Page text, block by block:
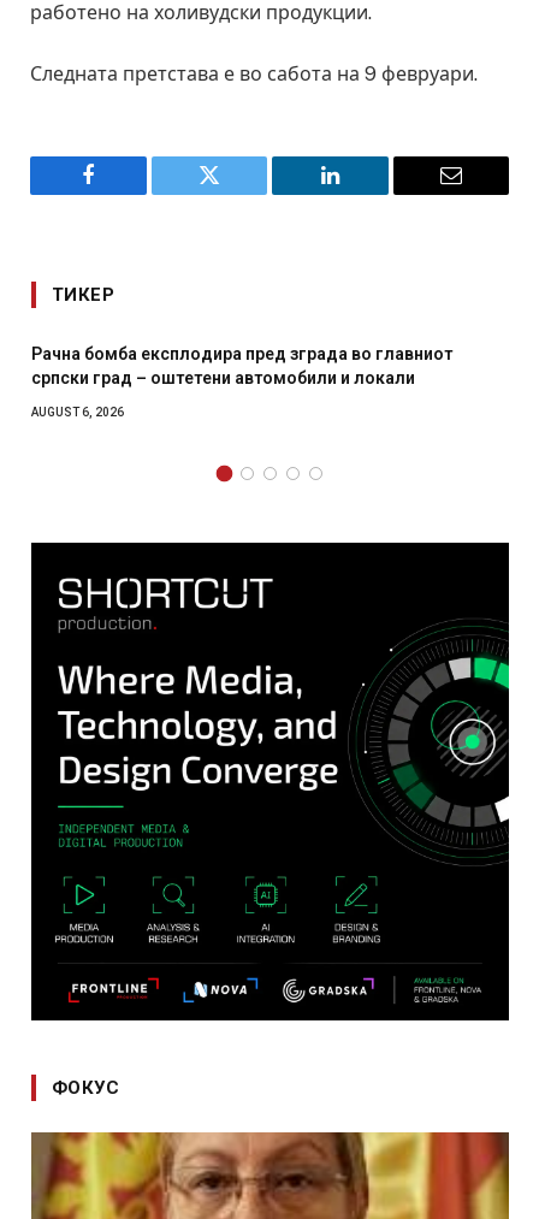
работено на холивудски продукции.
Следната претстава е во сабота на 9 февруари.
Facebook Twitter LinkedIn Email
ТИКЕР
главниот
локали
И Данска се милитарилизира – воведува
месечна воена
ФОКУС